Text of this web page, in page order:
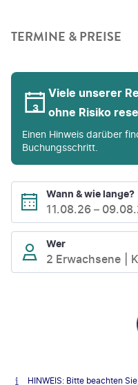
TERMINE & PREISE
Viele unserer
ohne Risiko
Einen Hinweis darüber
Buchungsschritt.
Wann & wie lange?
11.08.26 –
Wer
2 Erwachsene
HINWEIS: Bitte beachten